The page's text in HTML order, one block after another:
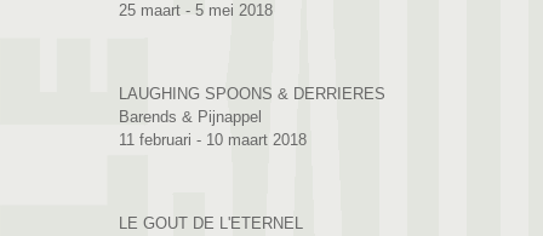
25 maart - 5 mei 2018
LAUGHING SPOONS & DERRIERES
Barends & Pijnappel
11 februari - 10 maart 2018
LE GOUT DE L'ETERNEL